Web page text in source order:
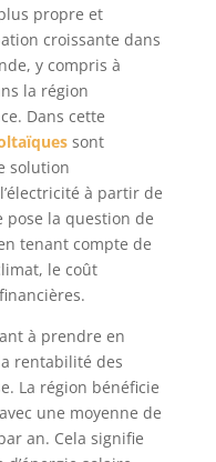
propre et
croissante dans
y compris à
la région
Dans cette
sont
solution
à partir de
pose la question de
tenant compte de
le coût
à prendre en
rentabilité des
La région bénéficie
une moyenne de
an. Cela signifie